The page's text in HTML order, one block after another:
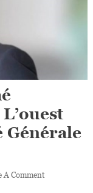
Générale
A CommentOn